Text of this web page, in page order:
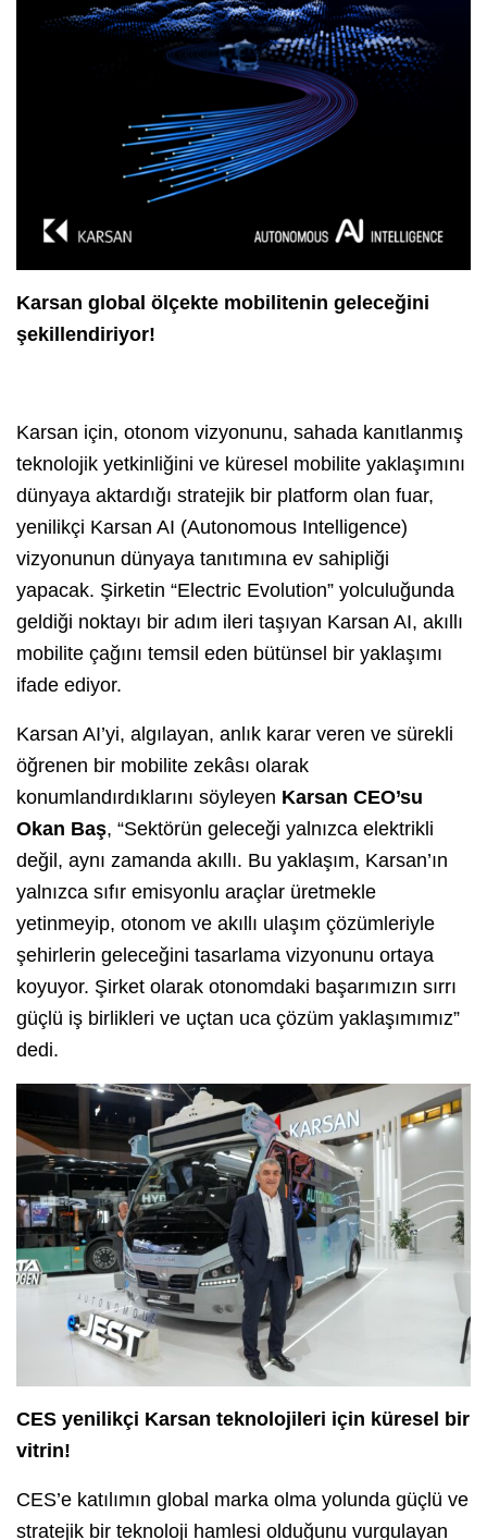
Karsan global ölçekte mobilitenin geleceğini
şekillendiriyor!
Karsan için, otonom vizyonunu, sahada kanıtlanmış
teknolojik yetkinliğini ve küresel mobilite yaklaşımını
dünyaya aktardığı stratejik bir platform olan fuar,
yenilikçi Karsan AI (Autonomous Intelligence)
vizyonunun dünyaya tanıtımına ev sahipliği
yapacak. Şirketin “Electric Evolution” yolculuğunda
geldiği noktayı bir adım ileri taşıyan Karsan AI, akıllı
mobilite çağını temsil eden bütünsel bir yaklaşımı
ifade ediyor.
Karsan AI’yi, algılayan, anlık karar veren ve sürekli
öğrenen bir mobilite zekâsı olarak
konumlandırdıklarını söyleyen Karsan CEO’su
Okan Baş, “Sektörün geleceği yalnızca elektrikli
değil, aynı zamanda akıllı. Bu yaklaşım, Karsan’ın
yalnızca sıfır emisyonlu araçlar üretmekle
yetinmeyip, otonom ve akıllı ulaşım çözümleriyle
şehirlerin geleceğini tasarlama vizyonunu ortaya
koyuyor. Şirket olarak otonomdaki başarımızın sırrı
güçlü iş birlikleri ve uçtan uca çözüm yaklaşımımız”
dedi.
CES yenilikçi Karsan teknolojileri için küresel bir
vitrin!
CES’e katılımın global marka olma yolunda güçlü ve
stratejik bir teknoloji hamlesi olduğunu vurgulayan